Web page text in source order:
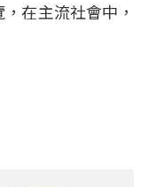
在主流社會中，